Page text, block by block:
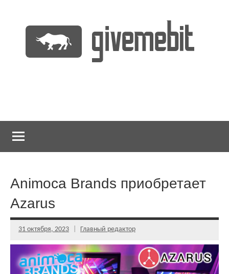
содержимому
Animoca Brands приобретает
Azarus
31 октября, 2023 Главный редактор